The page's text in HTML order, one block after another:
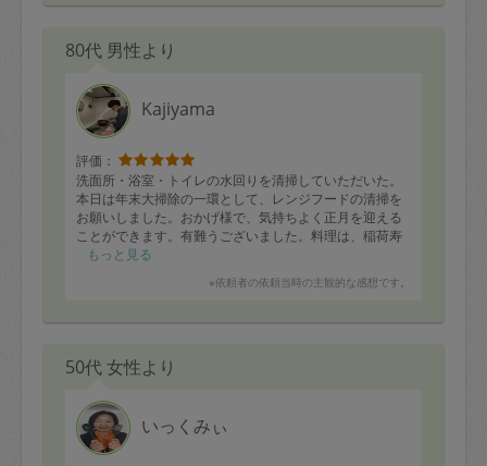
80代 男性より
Kajiyama
評価：
洗面所・浴室・トイレの水回りを清掃していただいた。
本日は年末大掃除の一環として、レンジフードの清掃を
お願いしました。おかげ様で、気持ちよく正月を迎える
ことができます。有難うございました。料理は、稲荷寿
司を始め、牛モモ肉料理・グラタン料理・トッポギ料理
手にもなっていただき、ボケ防止に貢献していただきま
もっと見る
※依頼者の依頼当時の主観的な感想です。
50代 女性より
いっくみぃ